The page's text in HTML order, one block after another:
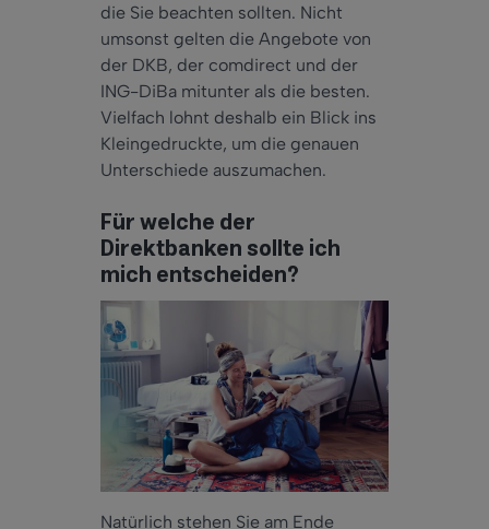
die Sie beachten sollten. Nicht
umsonst gelten die Angebote von
der DKB, der comdirect und der
ING-DiBa mitunter als die besten.
Vielfach lohnt deshalb ein Blick ins
Kleingedruckte, um die genauen
Unterschiede auszumachen.
Für welche der
Direktbanken sollte ich
mich entscheiden?
Natürlich stehen Sie am Ende